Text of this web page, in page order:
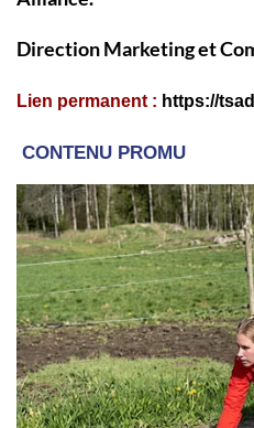
Direction Marketing et
Lien permanent : https://